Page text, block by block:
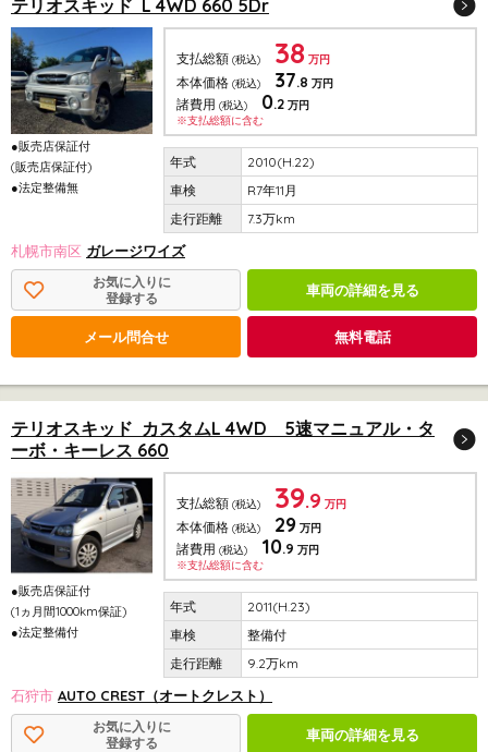
テリオスキッド L 4WD 660 5Dr
●販売店保証付
(販売店保証付)
●法定整備無
支払総額 (税込) 38 万円
本体価格 (税込) 37.8 万円
諸費用 (税込) 0.2 万円
※支払総額に含む
2010(H.22)
R7年11月
7.3万km
札幌市南区 ガレージワイズ
お気に入りに
登録する
車両の詳細を見る
メール問合せ 無料電話
テリオスキッド カスタムL 4WD 5速マニュアル・タ
ーボ・キーレス 660
●販売店保証付
(1ヵ月間1000km保証)
●法定整備付
支払総額 (税込) 39.9 万円
本体価格 (税込) 29 万円
諸費用 (税込) 10.9 万円
※支払総額に含む
2011(H.23)
整備付
9.2万km
石狩市 AUTO CREST（オートクレスト）
お気に入りに
登録する
車両の詳細を見る